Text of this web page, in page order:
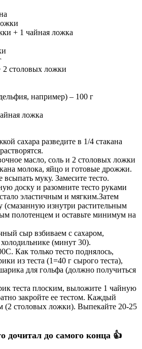
+ 1 чайная ложка
2 столовых ложки
например) – 100 г
ложка
сахара разведите в 1/4 стакана
масло, соль и 2 столовых ложки
молока, яйцо и готовые дрожжи.
муку. Замесите тесто.
доску и разомните тесто руками
эластичным и мягким.Затем
(смазанную изнутри растительным
полотенцем и оставьте минимум на
сыр взбиваем с сахаром,
(минут 30).
Как только тесто поднялось,
из теста (1=40 г сырого теста),
для гольфа (должно получиться
теста плоским, выложите 1 чайную
закройте ее тестом. Каждый
(2 столовых ложки). Выпекайте 20-25
дочитал до самого конца 👍